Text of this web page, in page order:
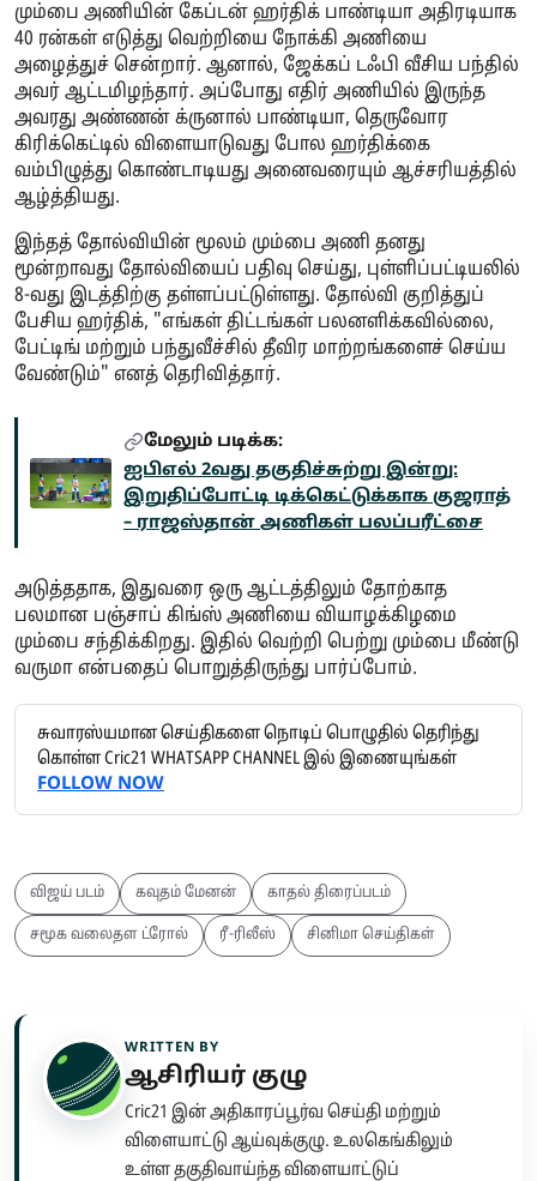
மும்பை அணியின் கேப்டன் ஹர்திக் பாண்டியா அதிரடியாக
40 ரன்கள் எடுத்து வெற்றியை நோக்கி அணியை
அழைத்துச் சென்றார். ஆனால், ஜேக்கப் டஃபி வீசிய பந்தில்
அவர் ஆட்டமிழந்தார். அப்போது எதிர் அணியில் இருந்த
அவரது அண்ணன் க்ருனால் பாண்டியா, தெருவோர
கிரிக்கெட்டில் விளையாடுவது போல ஹர்திக்கை
வம்பிழுத்து கொண்டாடியது அனைவரையும் ஆச்சரியத்தில்
ஆழ்த்தியது.
இந்தத் தோல்வியின் மூலம் மும்பை அணி தனது
மூன்றாவது தோல்வியைப் பதிவு செய்து, புள்ளிப்பட்டியலில்
8-வது இடத்திற்கு தள்ளப்பட்டுள்ளது. தோல்வி குறித்துப்
பேசிய ஹர்திக், "எங்கள் திட்டங்கள் பலனளிக்கவில்லை,
பேட்டிங் மற்றும் பந்துவீச்சில் தீவிர மாற்றங்களைச் செய்ய
வேண்டும்" எனத் தெரிவித்தார்.
மேலும் படிக்க:
ஐபிஎல் 2வது தகுதிச்சுற்று இன்று:
இறுதிப்போட்டி டிக்கெட்டுக்காக குஜராத்
– ராஜஸ்தான் அணிகள் பலப்பரீட்சை
அடுத்ததாக, இதுவரை ஒரு ஆட்டத்திலும் தோற்காத
பலமான பஞ்சாப் கிங்ஸ் அணியை வியாழக்கிழமை
மும்பை சந்திக்கிறது. இதில் வெற்றி பெற்று மும்பை மீண்டு
வருமா என்பதைப் பொறுத்திருந்து பார்ப்போம்.
சுவாரஸ்யமான செய்திகளை நொடிப் பொழுதில் தெரிந்து
கொள்ள Cric21 WHATSAPP CHANNEL இல் இணையுங்கள்
FOLLOW NOW
விஜய் படம் கவுதம் மேனன் காதல் திரைப்படம்
சமூக வலைதள ட்ரோல் ரீ-ரிலீஸ் சினிமா செய்திகள்
WRITTEN BY
ஆசிரியர் குழு
Cric21 இன் அதிகாரப்பூர்வ செய்தி மற்றும்
விளையாட்டு ஆய்வுக்குழு. உலகெங்கிலும்
உள்ள தகுதிவாய்ந்த விளையாட்டுப்